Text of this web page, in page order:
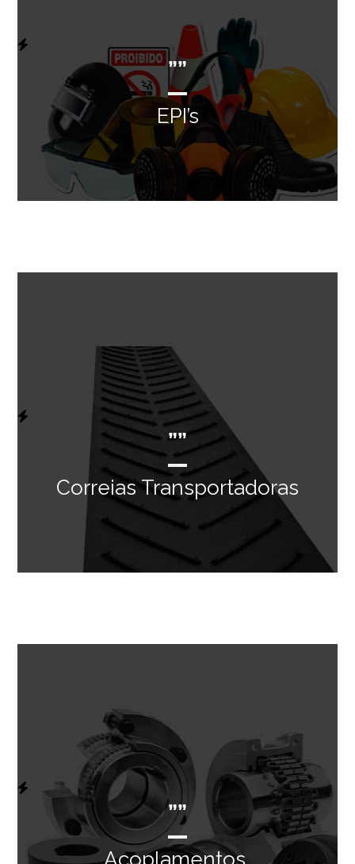
””
EPI’s
””
Correias Transportadoras
””
Acoplamentos